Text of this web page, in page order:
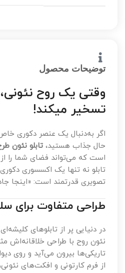
توضیحات محصول
وقتی یک روح
تسخیر میکند!
اگر به‌دنبال یک عنصر دکوری
حال جذاب هستید، تابلو نئون
است که می‌تواند فضای شما را از
تابلو نه تنها یک اکسسوری
تصویری قدرتمند است: «اینجا
طراحی متفاوت برای
در دنیایی پر از تابلوهای
نئون روح با طراحی خلاقانه‌اش
تاریکی‌ها بیرون می‌آید و روی
از فرم کارتونی و افکت‌های